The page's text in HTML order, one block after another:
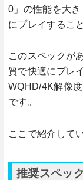
0」の性能を大
にプレイするこ
このスペックが
質で快適にプレ
WQHD/4K解像
です。
ここで紹介して
推奨スペッ